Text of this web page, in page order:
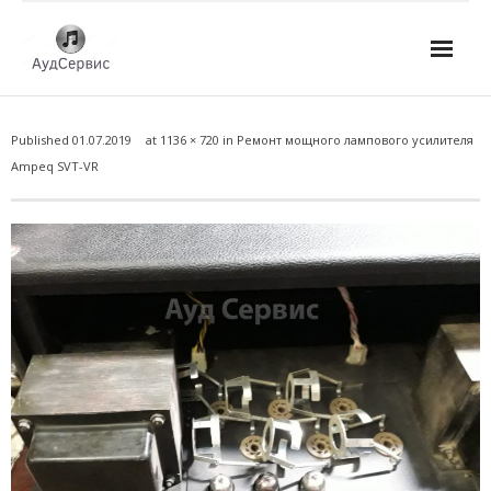
- Ремонт автомагнитол
- Ремонт микшерных пультов и консолей
- Ремонт активной акустики
- Ремонт домашних кинотеатров
- Ремонт музыкальных центров
- Ремонт аудио для клубов, ресторанов, школ
- Изготовление усилителей
Published 01.07.2019 at 1136 × 720 in Ремонт мощного лампового усилителя
Ampeq SVT-VR